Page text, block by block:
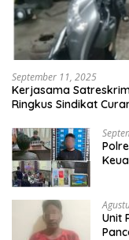
September 11, 2025
Kerjasama
Ringkus Sindikat
Unit